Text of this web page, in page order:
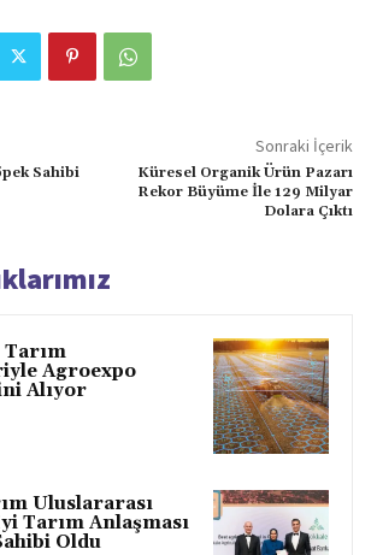
Sahibi
Sonraki İçerik
Küresel Organik Ürün Pazarı
Rekor Büyüme İle 129 Milyar
Dolara Çıktı
Agroexpo
Alıyor
Uluslararası
Tarım Anlaşması
Oldu